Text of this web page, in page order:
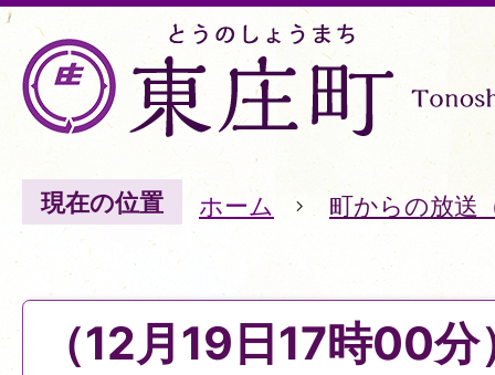
現在の位置 ホーム 町からの放送
（12月19日17時00